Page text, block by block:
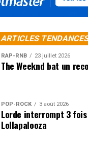
ARTICLES
RAP-RNB 23 juillet 2026
The Weeknd bat un
POP-ROCK 3 août 2026
Lorde interrompt 3
Lollapalooza